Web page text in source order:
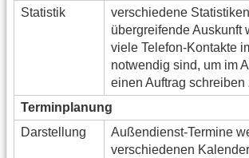
Statistik
verschiedene
übergreifende Auskunft
viele Telefon-Kontakte
notwendig sind, um im
einen Auftrag schreiben
Terminplanung
Darstellung
Außendienst-Termine
verschiedenen